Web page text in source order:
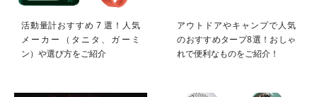
活動量計おすすめ 7 選！人気
メーカー（タニタ、ガーミ
ン）や選び方をご紹介
アウトドアやキャンプで人気
のおすすめタープ8選！おしゃ
れで便利なものをご紹介！